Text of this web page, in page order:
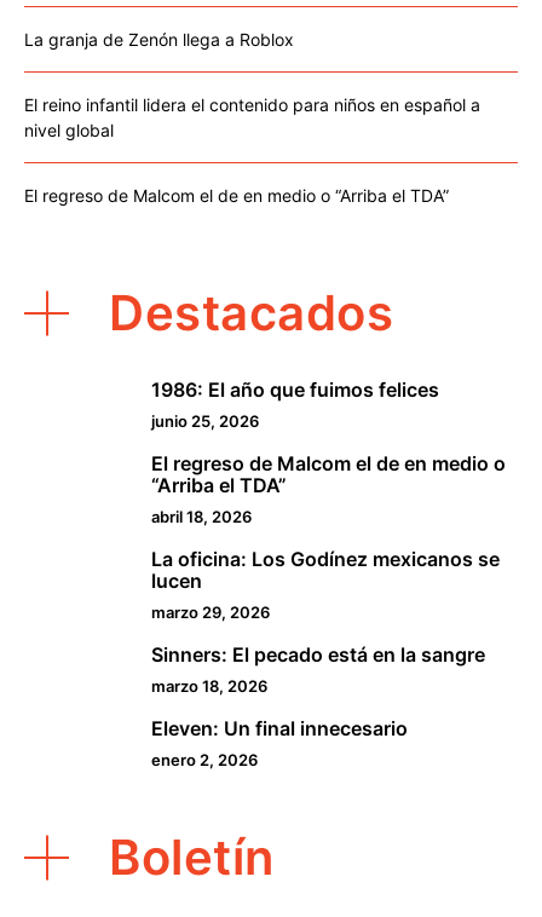
La granja de Zenón llega a Roblox
El reino infantil lidera el contenido para niños en español a
nivel global
El regreso de Malcom el de en medio o “Arriba el TDA”
Destacados
1986: El año que fuimos felices
junio 25, 2026
El regreso de Malcom el de en medio o
“Arriba el TDA”
abril 18, 2026
La oficina: Los Godínez mexicanos se
lucen
marzo 29, 2026
Sinners: El pecado está en la sangre
marzo 18, 2026
Eleven: Un final innecesario
enero 2, 2026
Boletín